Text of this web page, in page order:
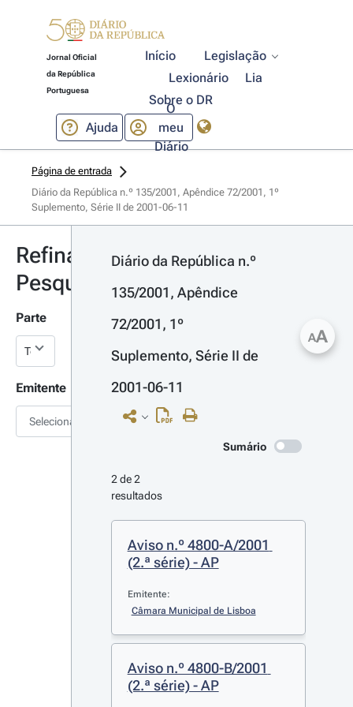
Jornal Oficial
da República
Portuguesa
Início
Legislação
Lexionário
Lia
Sobre o DR
Ajuda
O
meu
Diário
Página de entrada
Diário da República n.º 135/2001, Apêndice 72/2001, 1º
Suplemento, Série II de 2001-06-11
Refinar
Pesquisa
Parte
Emitente
Selecionar
Diário da República n.º
135/2001, Apêndice
72/2001, 1º
Suplemento, Série II de
2001-06-11
Sumário
2 de 2
resultados
Aviso n.º 4800-A/2001
(2.ª série) - AP
Emitente:
Câmara Municipal de Lisboa
Aviso n.º 4800-B/2001
(2.ª série) - AP
AA